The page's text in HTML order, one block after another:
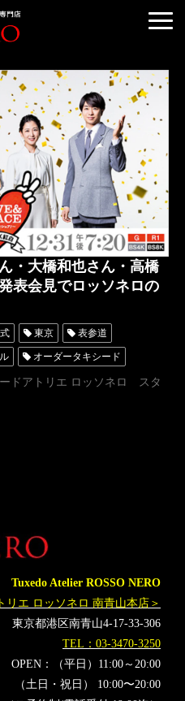
RENTAL
DRESS
VOICE
&BLOG
US
・大橋和也さん・高橋
表会見でロッソネロの
東京 表参道
オーダータキシード
人気 購入 名古屋
恭平 長尾謙杜
ドアトリエ ロッソネロ スタ
Tuxedo Atelier ROSSO NERO
リエ ロッソネロ 南青山本店＞
東京都港区南青山4-17-33-306
TEL：03-3470-3250
OPEN：（平日）11:00～20:00
（土日・祝日） 10:00〜20:00